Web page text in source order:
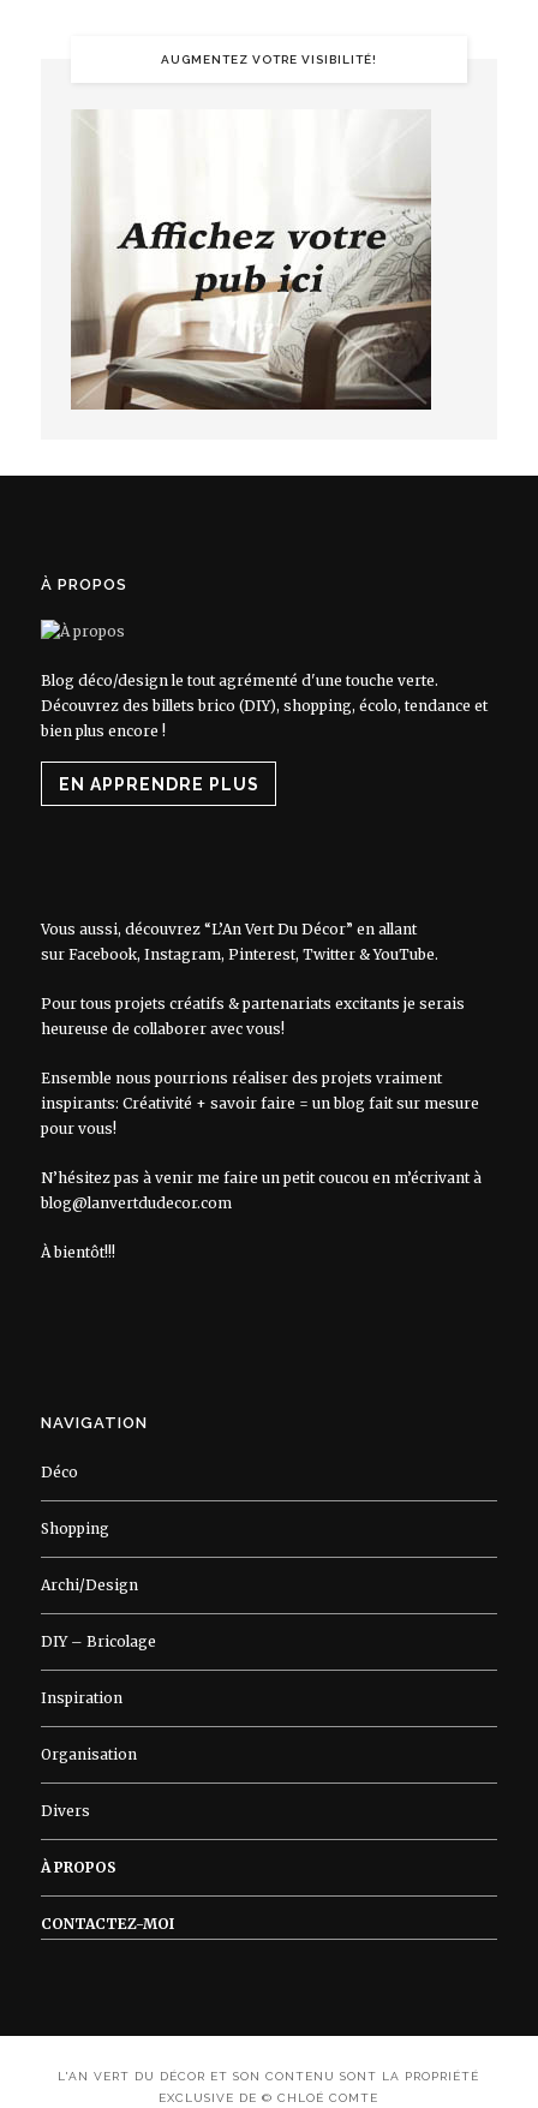
AUGMENTEZ VOTRE VISIBILITÉ!
À PROPOS
Blog déco/design le tout agrémenté d'une touche verte.
Découvrez des billets brico (DIY), shopping, écolo, tendance et
bien plus encore !
EN APPRENDRE PLUS
Vous aussi, découvrez “L’An Vert Du Décor” en allant
sur Facebook, Instagram, Pinterest, Twitter&YouTube.
Pour tous projets créatifs & partenariats excitants je serais
heureuse de collaborer avec vous!
Ensemble nous pourrions réaliser des projets vraiment
inspirants: Créativité + savoir faire = un blog fait sur mesure
pour vous!
N’hésitez pas à venir me faire un petit coucou en m’écrivant à
blog@lanvertdudecor.com
À bientôt!!!
NAVIGATION
Déco
Shopping
Archi/Design
DIY – Bricolage
Inspiration
Organisation
Divers
À PROPOS
CONTACTEZ-MOI
L'AN VERT DU DÉCOR ET SON CONTENU SONT LA PROPRIÉTÉ
EXCLUSIVE DE © CHLOÉ COMTE